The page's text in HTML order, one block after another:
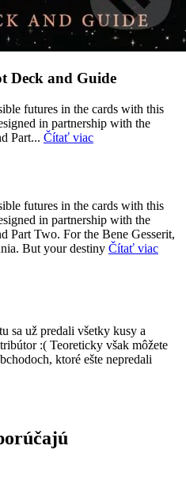
Deck and Guide
futures in the cards with this
in partnership with the
Part... Čítať viac
futures in the cards with this
in partnership with the
Part Two. For the Bene Gesserit,
But your destiny Čítať viac
sa už predali všetky kusy a
:( Teoreticky však môžete
ktoré ešte nepredali